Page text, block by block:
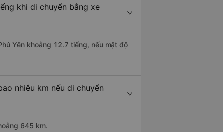
khi di chuyển bằng xe
Yên khoảng 12.7 tiếng, nếu mật độ
nhiêu km nếu di chuyển
645 km.